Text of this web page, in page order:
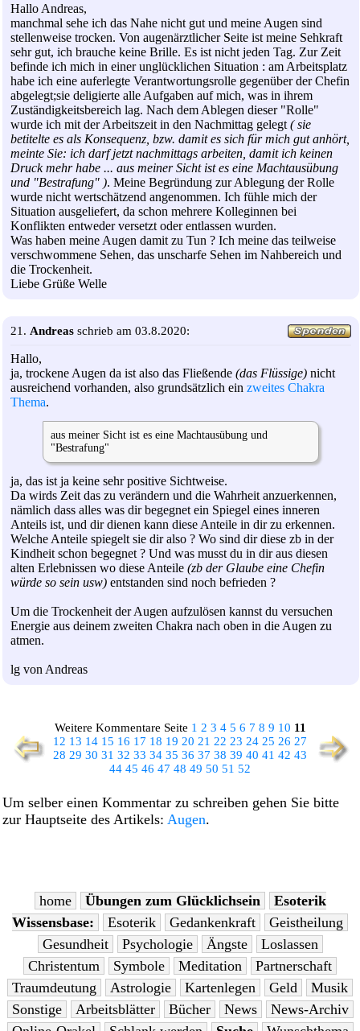
Hallo Andreas,
manchmal sehe ich das Nahe nicht gut und meine Augen sind
stellenweise trocken. Von augenärztlicher Seite ist meine Sehkraft
sehr gut, ich brauche keine Brille. Es ist nicht jeden Tag. Zur Zeit
befinde ich mich in einer unglücklichen Situation : am Arbeitsplatz
habe ich eine auferlegte Verantwortungsrolle gegenüber der Chefin
abgelegt;sie deligierte alle Aufgaben auf mich, was in ihrem
Zuständigkeitsbereich lag. Nach dem Ablegen dieser "Rolle"
wurde ich mit der Arbeitszeit in den Nachmittag gelegt ( sie
betitelte es als Konsequenz, bzw. damit es sich für mich gut anhört,
meinte Sie: ich darf jetzt nachmittags arbeiten, damit ich keinen
Druck mehr habe ... aus meiner Sicht ist es eine Machtausübung
und "Bestrafung" ). Meine Begründung zur Ablegung der Rolle
wurde nicht wertschätzend angenommen. Ich fühle mich der
Situation ausgeliefert, da schon mehrere Kolleginnen bei
Konflikten entweder versetzt oder entlassen wurden.
Was haben meine Augen damit zu Tun ? Ich meine das teilweise
verschwommene Sehen, das unscharfe Sehen im Nahbereich und
die Trockenheit.
Liebe Grüße Welle
21. Andreas schrieb am 03.8.2020:
Hallo,
ja, trockene Augen da ist also das Fließende (das Flüssige) nicht
ausreichend vorhanden, also grundsätzlich ein zweites Chakra
Thema.
aus meiner Sicht ist es eine Machtausübung und
"Bestrafung"
ja, das ist ja keine sehr positive Sichtweise.
Da wirds Zeit das zu verändern und die Wahrheit anzuerkennen,
nämlich dass alles was dir begegnet ein Spiegel eines inneren
Anteils ist, und dir dienen kann diese Anteile in dir zu erkennen.
Welche Anteile spiegelt sie dir also ? Wo sind dir diese zb in der
Kindheit schon begegnet ? Und was musst du in dir aus diesen
alten Erlebnissen wo diese Anteile (zb der Glaube eine Chefin
würde so sein usw) entstanden sind noch befrieden ?
Um die Trockenheit der Augen aufzulösen kannst du versuchen
Energie aus deinem zweiten Chakra nach oben in die Augen zu
atmen.
lg von Andreas
Weitere Kommentare Seite 1 2 3 4 5 6 7 8 9 10 11
12 13 14 15 16 17 18 19 20 21 22 23 24 25 26 27
28 29 30 31 32 33 34 35 36 37 38 39 40 41 42 43
44 45 46 47 48 49 50 51 52
Um selber einen Kommentar zu schreiben gehen Sie bitte
zur Hauptseite des Artikels: Augen.
home Übungen zum Glücklichsein
Esoterik
Wissensbase:
Esoterik Gedankenkraft
Geistheilung
Gesundheit
Psychologie Ängste
Loslassen
Christentum
Symbole Meditation
Partnerschaft
Traumdeutung
Astrologie Kartenlegen Geld
Musik
Sonstige
Arbeitsblätter Bücher News
News-Archiv